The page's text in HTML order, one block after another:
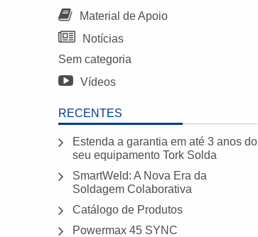
Material de Apoio
Notícias
Sem categoria
Vídeos
RECENTES
Estenda a garantia em até 3 anos do
seu equipamento Tork Solda
SmartWeld: A Nova Era da
Soldagem Colaborativa
Catálogo de Produtos
Powermax 45 SYNC